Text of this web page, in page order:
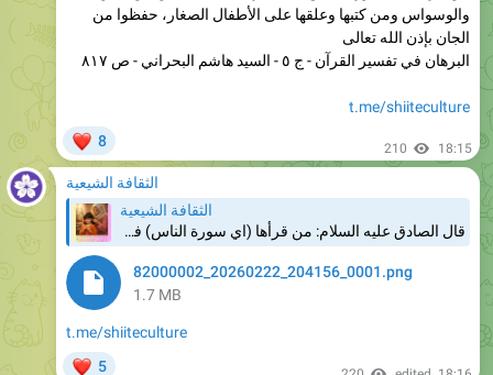
البرهان في تفسير القرآن - ج ٥ - السيد هاشم البحراني - ص ٨١٧
t.me/shiiteculture
210 18:15
الثقافة الشيعية
الثقافة الشيعية
قال الصادق عليه السلام: من قرأها (اي سورة الناس) في منزله كل ليلة، أمن من الجن والوسواس ومن كتبها وعلقها على الأطفال الصغار، حفظوا من الجان بإذن الله تعالى البرهان في تفسير القرآن - ج ٥ - السيد هاشم البحراني - ص ٨١٧ t.me/shiiteculture
82000002_20260222_204156_0001.png
1.7 MB
t.me/shiiteculture